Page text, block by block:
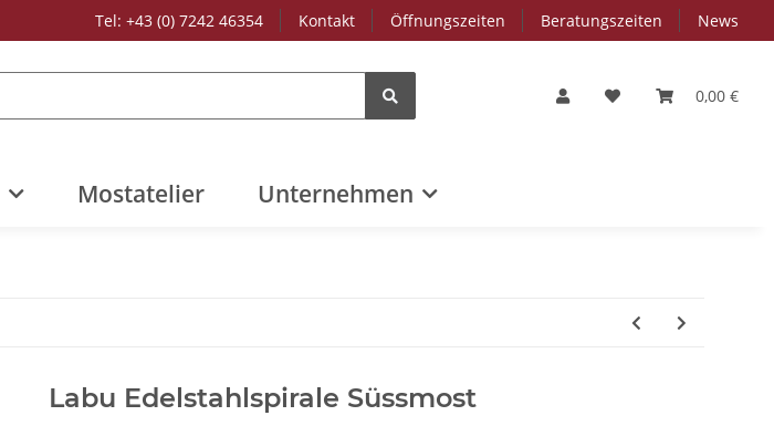
Tel: +43 (0) 7242 46354 Kontakt Öffnungszeiten Beratungszeiten News
0,00 €
Mostatelier Unternehmen
Labu Edelstahlspirale Süssmost